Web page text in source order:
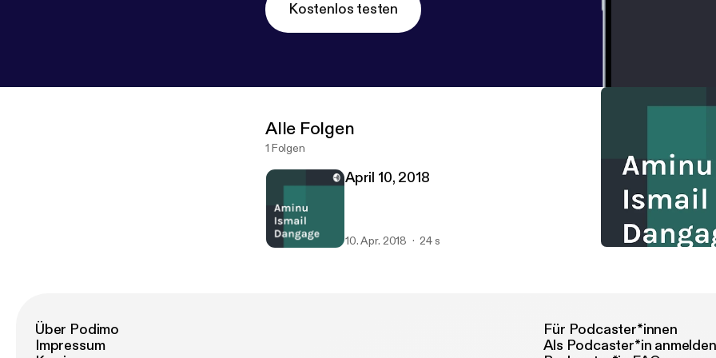
Kostenlos testen
Alle Folgen
1 Folgen
April 10, 2018
10. Apr. 2018 24 s
Über Podimo
Impressum
Für Podcaster*innen
Als Podcaster*in anmelden